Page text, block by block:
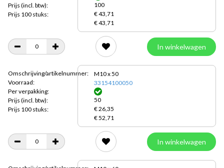
Prijs (incl. btw):
Prijs 100 stuks:
100
€ 43,71
€ 43,71
In winkelwagen
Omschrijving/artikelnummer:
Voorraad:
Per verpakking:
Prijs (incl. btw):
Prijs 100 stuks:
M10 x 50
33154100050
50
€ 26,35
€ 52,71
In winkelwagen